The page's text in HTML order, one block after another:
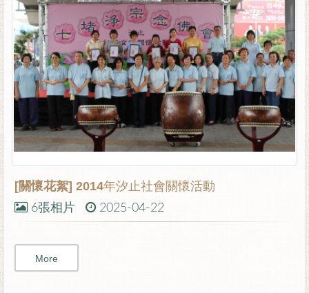
[關懷花絮] 2014年汐止社會關懷活動
6張相片 2025-04-22
More